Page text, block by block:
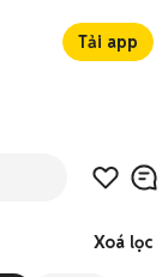
Tải app
Xoá lọc